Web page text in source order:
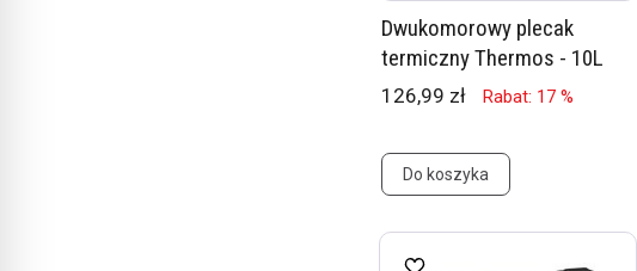
Dwukomorowy plecak
termiczny Thermos - 10L
126,99 zł Rabat: 17 %
Do koszyka